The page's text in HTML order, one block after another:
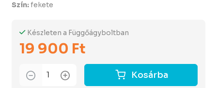
Készleten a Függőágyboltban
19 900 Ft
Kosárba
Szín:fekete